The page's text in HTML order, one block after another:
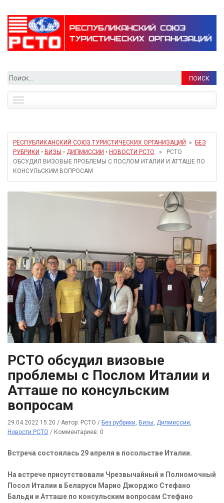
Найти:
navigation
РЕСПУБЛИКАНСКИЙ СОЮЗ ТУРИСТИЧЕСКИХ ОРГАНИЗАЦИЙ »
БЕЗ
РУБРИКИ • ВИЗЫ • ДИПМИССИИ • НОВОСТИ РСТО » РСТО
ОБСУДИЛ ВИЗОВЫЕ ПРОБЛЕМЫ С ПОСЛОМ ИТАЛИИ И АТТАШЕ ПО
КОНСУЛЬСКИМ ВОПРОСАМ
РСТО обсудил визовые
проблемы с Послом Италии и
Атташе по консульским
вопросам
29.04.2022 15:20 / Автор: РСТО / Без рубрики, Визы, Дипмиссии,
Новости РСТО / Комментариев: 0
Встреча состоялась 29 апреля в посольстве Италии.
На встрече присутствовали Чрезвычайный и Полномочный
Посол Италии в Беларуси Марио Джорджо Стефано
Бальди и Атташе по консульским вопросам Стефано